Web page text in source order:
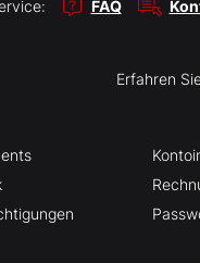
FAQ
Erfahren